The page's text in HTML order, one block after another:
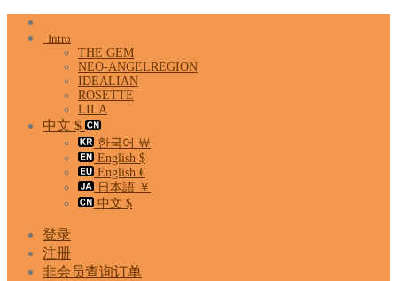
Skip
Intro
THE GEM
NEO-ANGELREGION
IDEALIAN
ROSETTE
LILA
中文 $
한국어 ￦
English $
English €
日本語 ￥
中文 $
登录
注册
非会员查询订单